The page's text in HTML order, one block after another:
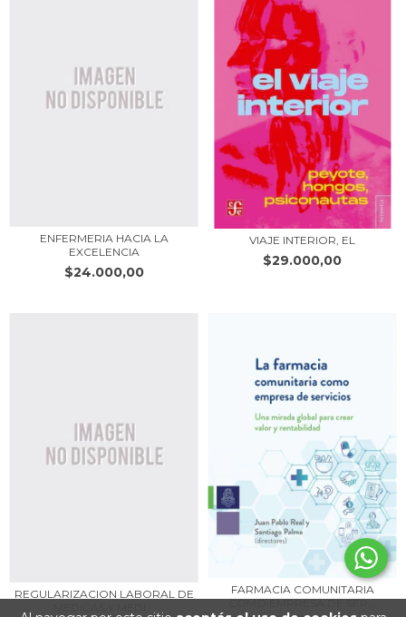
ENFERMERIA HACIA LA
EXCELENCIA
$24.000,00
VIAJE INTERIOR, EL
$29.000,00
REGULARIZACION LABORAL DE
FARMACIA COMUNITARIA
COMO EMPRESA DE SER...